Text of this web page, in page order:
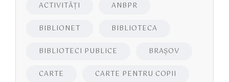
ACTIVITĂŢI ANBPR
BIBLIONET BIBLIOTECA
BIBLIOTECI PUBLICE BRAŞOV
CARTE CARTE PENTRU COPII